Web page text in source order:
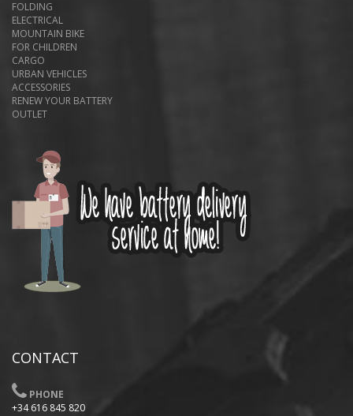
FOLDING
ELECTRICAL
MOUNTAIN BIKE
FOR CHILDREN
CARGO
URBAN VEHICLES
ACCESSORIES
RENEW YOUR BATTERY
OUTLET
CONTACT
PHONE
+34 616 845 820